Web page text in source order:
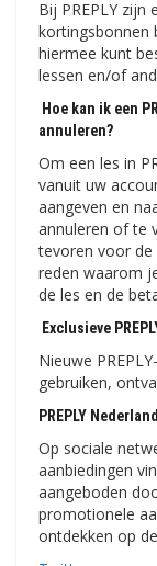
Bij PREPLY zijn
kortingsbonnen
hiermee kunt
lessen en/of
Hoe kan ik een
annuleren?
Om een ​​les in
vanuit uw
aangeven en
annuleren of te
tevoren voor de
reden waarom
de les en de
Exclusieve
Nieuwe
gebruiken,
PREPLY
Op sociale
aanbiedingen
aangeboden
promotionele
ontdekken op